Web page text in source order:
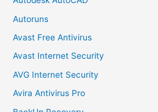
Autoruns
Avast Free Antivirus
Avast Internet Security
AVG Internet Security
Avira Antivirus Pro